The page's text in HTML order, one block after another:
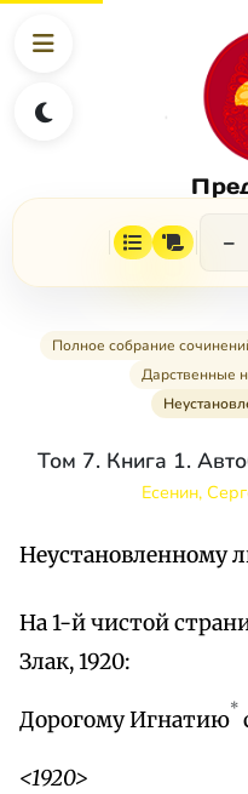
−
Полное собрание
Дарственные
Том 7. Книга 1.
Есенин,
Неустановленному
На 1-й чистой
Злак, 1920:
Дорогому Игнатию*
<1920>